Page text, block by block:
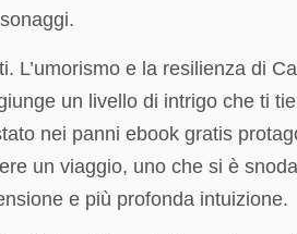
L’umorismo e la resilienza di
un livello di intrigo che ti
nei panni ebook gratis
un viaggio, uno che si è
e più profonda intuizione.